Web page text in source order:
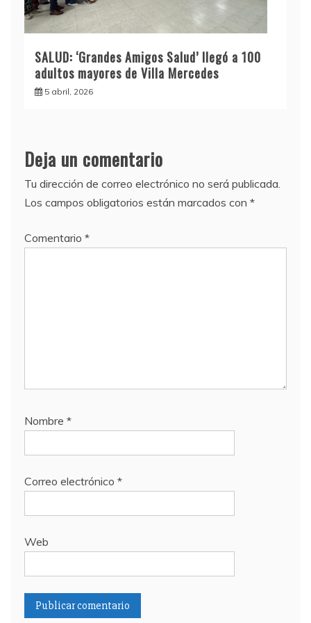
SALUD: ‘Grandes Amigos Salud’ llegó a 100
adultos mayores de Villa Mercedes
5 abril, 2026
Deja un comentario
Tu dirección de correo electrónico no será publicada.
Los campos obligatorios están marcados con *
Comentario *
Nombre *
Correo electrónico *
Web